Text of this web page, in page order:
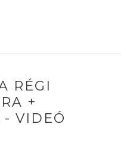
RÉGI
+
- VIDEÓ